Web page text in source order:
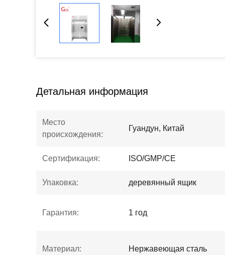
Детальная информация
Место
происхождения:
Гуандун, Китай
Сертификация: ISO/GMP/CE
Упаковка: деревянный ящик
Гарантия: 1 год
Материал: Нержавеющая сталь